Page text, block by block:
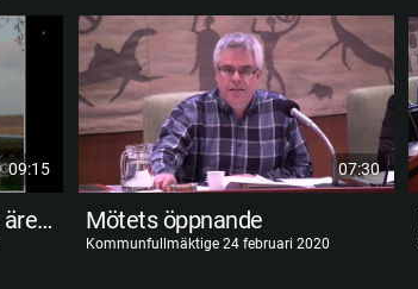
09:15
Information om kvällens ärenden
07:30
Mötets öppnande
Kommunfullmäktige 24 februari 2020